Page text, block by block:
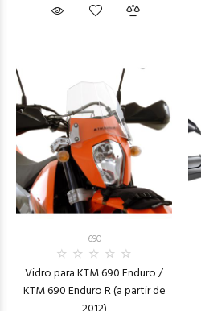
690
Vidro para KTM 690 Enduro /
KTM 690 Enduro R (a partir de